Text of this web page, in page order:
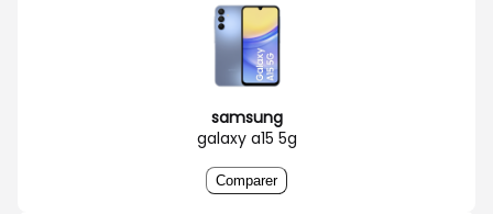
samsung
galaxy a15 5g
Comparer